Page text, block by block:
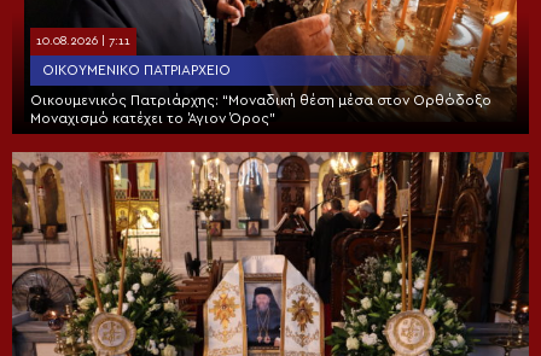
10.08.2026 | 7:11
ΟΙΚΟΥΜΕΝΙΚΌ ΠΑΤΡΙΑΡΧΕΊΟ
Οικουμενικός Πατριάρχης: “Μοναδική θέση μέσα στον Ορθόδοξο
Μοναχισμό κατέχει το Άγιον Όρος”